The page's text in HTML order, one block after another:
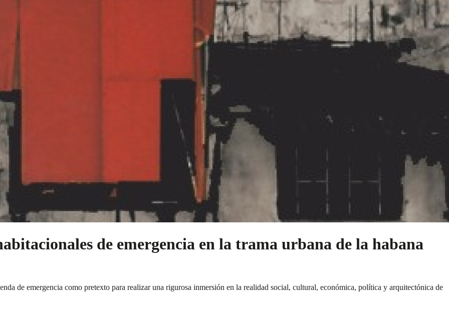
de emergencia en la trama urbana de la habana
de emergencia como pretexto para realizar una rigurosa inmersión en la realidad social, cultural, económica, política y arquitectónica de